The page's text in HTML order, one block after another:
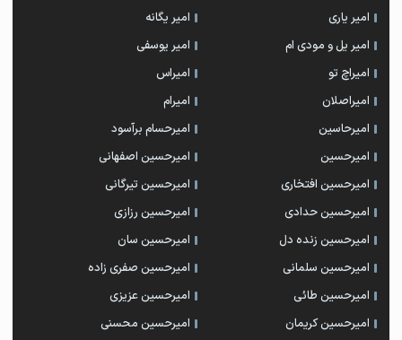
امیر یاری
امیر یگانه
امیر یل و مودی ام
امیر یوسفی
امیراچ تو
امیراس
امیراصلان
امیرام
امیرحاسین
امیرحسام برآسود
امیرحسین
امیرحسین اصفهانی
امیرحسین افتخاری
امیرحسین تیرگانی
امیرحسین حدادی
امیرحسین رزازی
امیرحسین زنده دل
امیرحسین سان
امیرحسین سلمانی
امیرحسین صفری زاده
امیرحسین طائی
امیرحسین عزیزی
امیرحسین کریمان
امیرحسین محسنی